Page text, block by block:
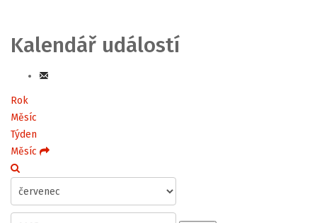
Kalendář událostí
Rok
Měsíc
Týden
Měsíc